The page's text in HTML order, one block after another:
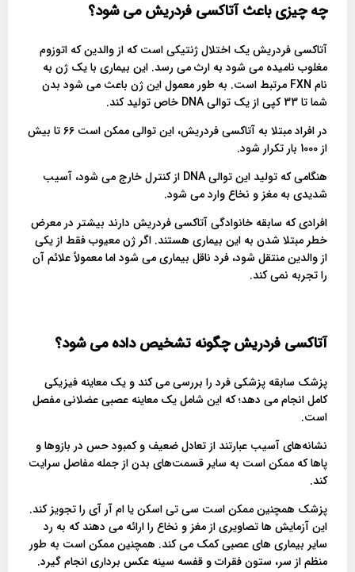
چه چیزی باعث آتاکسی فردریش می شود؟
آتاکسی فردریش یک اختلال ژنتیکی است که از والدین که اتوزوم
مغلوب نامیده می شود به ارث می رسد. این بیماری با یک ژن به
نام FXN مرتبط است. به طور معمول این ژن باعث می شود بدن
شما تا 33 کپی از یک توالی DNA خاص تولید کند.
در افراد مبتلا به آتاکسی فردریش، این توالی ممکن است 66 تا بیش
از 1000 بار تکرار شود.
هنگامی که تولید این توالی DNA از کنترل خارج می شود، آسیب
شدیدی به مغز و نخاع وارد می شود.
افرادی که سابقه خانوادگی آتاکسی فردریش دارند بیشتر در معرض
خطر مبتلا شدن به این بیماری هستند. اگر ژن معیوب فقط از یکی
از والدین منتقل شود، فرد ناقل بیماری می شود اما معمولاً علائم آن
را تجربه نمی کند.
آتاکسی فردریش چگونه تشخیص داده می شود؟
پزشک سابقه پزشکی فرد را بررسی می کند و یک معاینه فیزیکی
کامل انجام می دهد؛ که این شامل یک معاینه عصبی عضلانی مفصل
است.
نشانه‌های آسیب عبارتند از تعادل ضعیف و کمبود حس در بازوها و
پاها که ممکن است به سایر قسمت‌های بدن از جمله مفاصل سرایت
کند.
پزشک همچنین ممکن است سی تی اسکن یا ام آر آی را تجویز کند.
این آزمایش ها تصاویری از مغز و نخاع را ارائه می دهند که به رد
سایر بیماری های عصبی کمک می کند. همچنین ممکن است به طور
منظم از سر، ستون فقرات و قفسه سینه عکس برداری انجام گیرد.